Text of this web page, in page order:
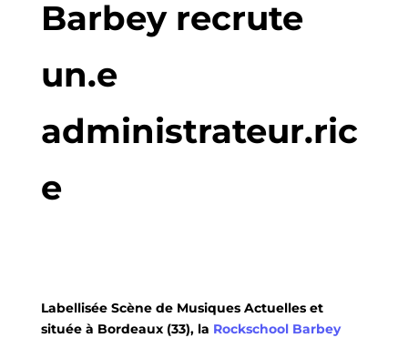
Barbey recrute
un.e
administrateur.ric
e
Labellisée Scène de Musiques Actuelles et
située à Bordeaux (33), la Rockschool Barbey